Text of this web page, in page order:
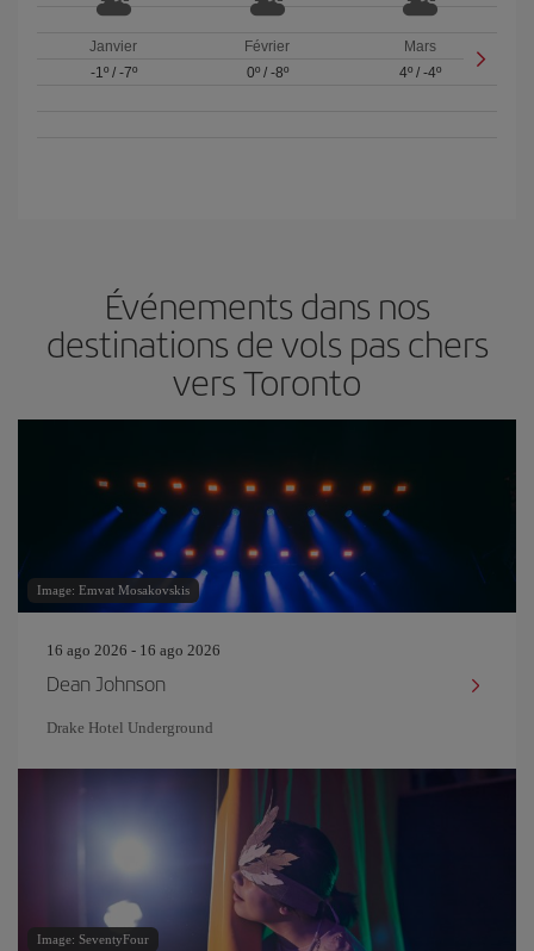
Janvier
-1º/ -7º
Février
0º/ -8º
Mars
4º /-4º
Événements dans nos
destinations de vols pas chers
vers Toronto
Image: Emvat Mosakovskis
16 ago 2026 - 16 ago 2026
Dean Johnson
Drake Hotel Underground
Image: SeventyFour